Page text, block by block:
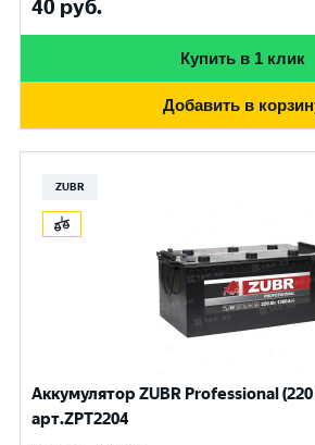
40 руб.
Купить в 1 клик
Добавить в
ZUBR
Аккумулятор ZUBR Professional (220
арт.ZPT2204